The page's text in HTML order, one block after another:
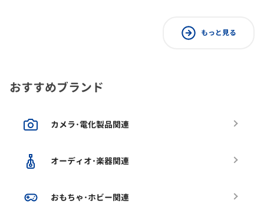
もっと見る
おすすめブランド
カメラ･電化製品関連
オーディオ･楽器関連
おもちゃ･ホビー関連